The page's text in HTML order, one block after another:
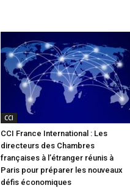
CCI
CCI France International : Les
directeurs des Chambres
françaises à l’étranger réunis à
Paris pour préparer les nouveaux
défis économiques